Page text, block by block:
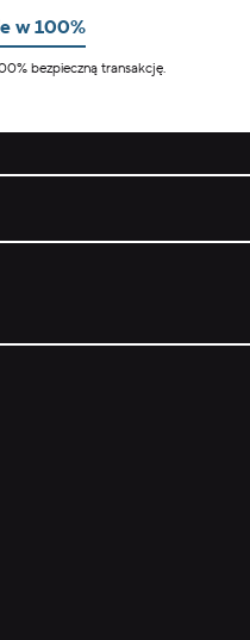
w 100%
bezpieczną transakcję.